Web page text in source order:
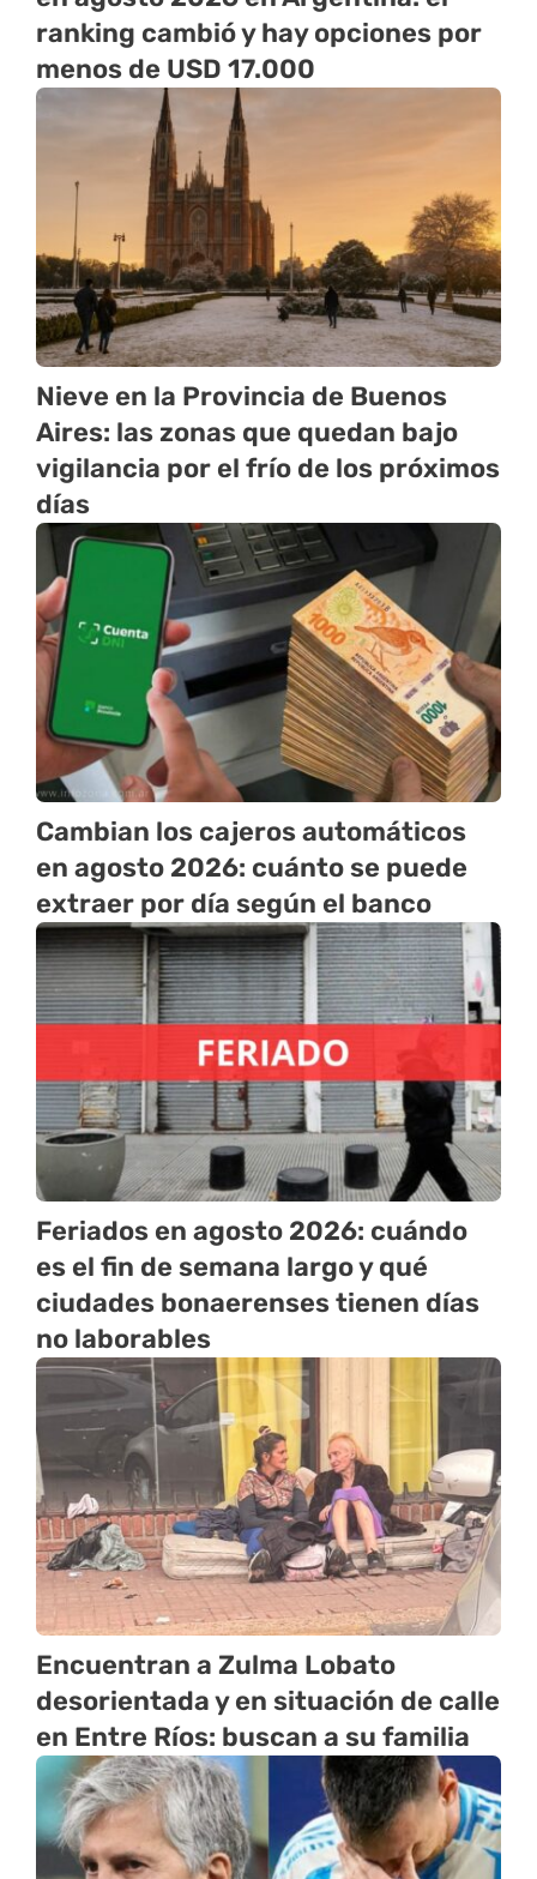
ranking cambió y hay opciones por
menos de USD 17.000
Nieve en la Provincia de Buenos
Aires: las zonas que quedan bajo
vigilancia por el frío de los próximos
días
Cambian los cajeros automáticos
en agosto 2026: cuánto se puede
extraer por día según el banco
Feriados en agosto 2026: cuándo
es el fin de semana largo y qué
ciudades bonaerenses tienen días
no laborables
Encuentran a Zulma Lobato
desorientada y en situación de calle
en Entre Ríos: buscan a su familia